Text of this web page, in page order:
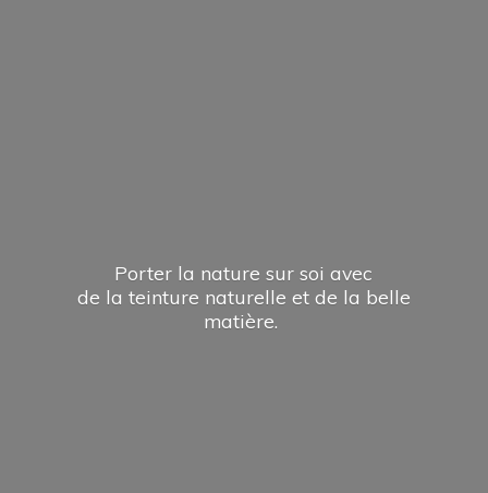
Porter la nature sur soi avec
de la teinture naturelle et de la belle
matière.